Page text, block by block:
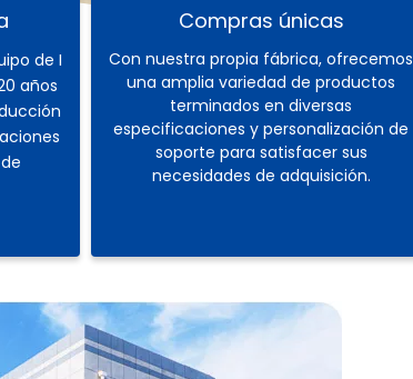
de I
años
Compras únicas
Con nuestra propia fábrica, ofrecemos
una amplia variedad de productos
terminados en diversas
especificaciones y personalización de
soporte para satisfacer sus
necesidades de adquisición.